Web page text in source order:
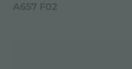
A657 F02